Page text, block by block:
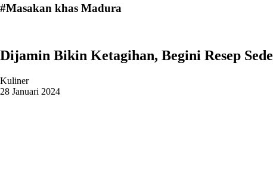
#Masakan khas Madura
Dijamin Bikin Ketagihan, Begini Resep
Kuliner
28 Januari 2024